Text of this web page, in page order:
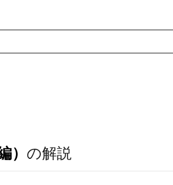
） の解説